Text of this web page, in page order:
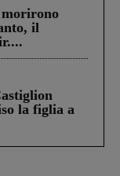
il
la figlia a